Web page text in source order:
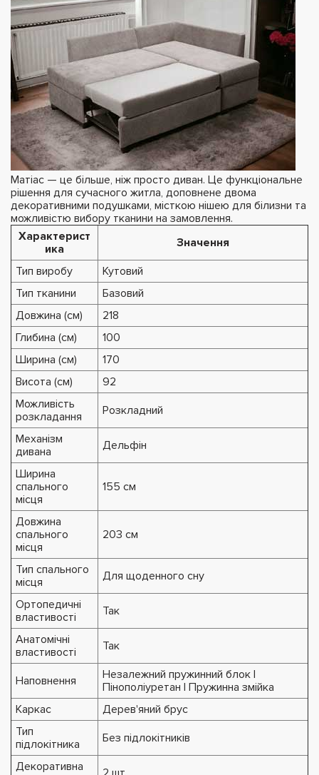
Матіас — це більше, ніж просто диван. Це функціональне
рішення для сучасного житла, доповнене двома
декоративними подушками, місткою нішею для білизни та
можливістю вибору тканини на замовлення.
Характерист
ика
Значення
Тип виробу
Кутовий
Тип тканини
Базовий
Довжина (см)
218
Глибина (см)
100
Ширина (см)
170
Висота (см)
92
Можливість
розкладання
Розкладний
Механізм
дивана
Дельфін
Ширина
спального
місця
155 см
Довжина
спального
місця
203 см
Тип спального
місця
Для щоденного сну
Ортопедичні
властивості
Так
Анатомічні
властивості
Так
Наповнення
Незалежний пружинний блок |
Пінополіуретан | Пружинна змійка
Каркас
Дерев'яний брус
Тип
підлокітника
Без підлокітників
Декоративна